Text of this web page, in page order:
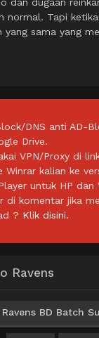
dan dugaan
normal. Tapi
yang sama yang
DNS anti AD-
Drive.
VPN/Proxy di
Winrar kalian ke
untuk HP
di komentar jika
? Klik disini.
Ravens
BD Batch